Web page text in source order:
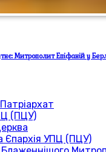
Митрополит Епіфаній у
(ПЦУ)
Єпархія УПЦ (ПЦУ)